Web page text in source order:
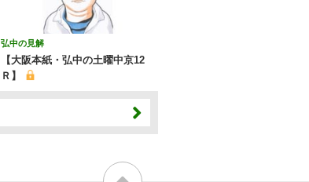
弘中の見解
【大阪本紙・弘中の土曜中京12
Ｒ】